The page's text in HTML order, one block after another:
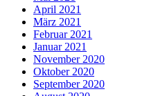
April 2021
März 2021
Februar 2021
Januar 2021
November 2020
Oktober 2020
September 2020